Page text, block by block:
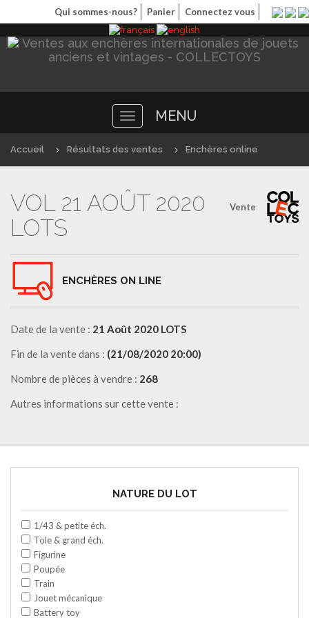
Qui sommes-nous? Panier Connectez vous
Toggle
navigation
MENU
Accueil Résultats des ventes Enchères online
Vente
VOL 21 AOÛT 2020
LOTS
ENCHÈRES ON LINE
Date de la vente : 21 Août 2020 LOTS
Fin de la vente dans : (21/08/2020 20:00)
Nombre de pièces à vendre : 268
Autres informations sur cette vente :
NATURE DU LOT
1/43 & petite éch.
Tole & grand éch.
Figurine
Poupée
Train
Jouet mécanique
Battery toy